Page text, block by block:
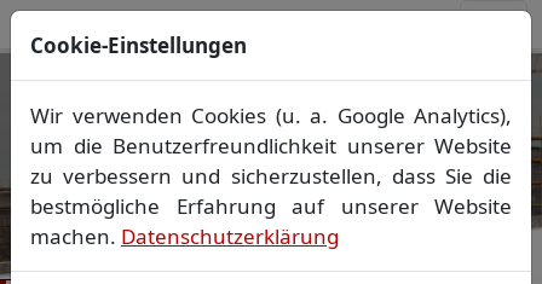
Ihr Vermessungsbüro in
Mecklenburg-Vorpommern
Wir vermessen Ihr Grundstück
Lageplan Absteckung▪Bauvermessung ▪
Gebäudeeinmessung
Grenzfeststellung▪Amtliche Auskünfte und
Vorheriges Bild
Cookie-Einstellungen
Wir verwenden Cookies (u. a. Google Analytics),
um die Benutzerfreundlichkeit unserer Website
zu verbessern und sicherzustellen, dass Sie die
bestmögliche Erfahrung auf unserer Website
machen. Datenschutzerklärung